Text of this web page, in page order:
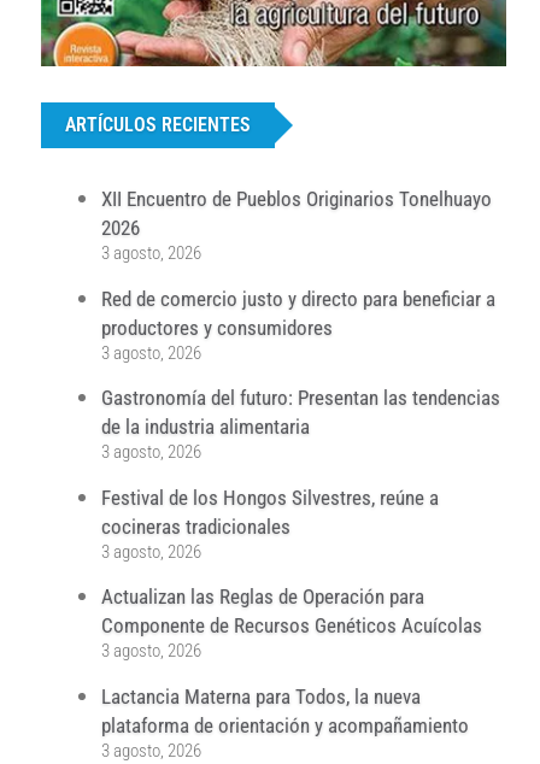
ARTÍCULOS RECIENTES
XII Encuentro de Pueblos Originarios Tonelhuayo
2026
3 agosto, 2026
Red de comercio justo y directo para beneficiar a
productores y consumidores
3 agosto, 2026
Gastronomía del futuro: Presentan las tendencias
de la industria alimentaria
3 agosto, 2026
Festival de los Hongos Silvestres, reúne a
cocineras tradicionales
3 agosto, 2026
Actualizan las Reglas de Operación para
Componente de Recursos Genéticos Acuícolas
3 agosto, 2026
Lactancia Materna para Todos, la nueva
plataforma de orientación y acompañamiento
3 agosto, 2026